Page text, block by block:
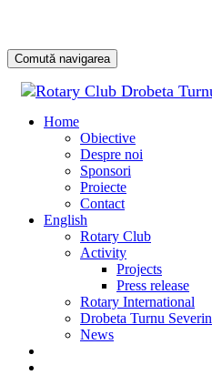
Comută navigarea
Home
Obiective
Despre noi
Sponsori
Proiecte
Contact
English
Rotary Club
Activity
Projects
Press release
Rotary International
Drobeta Turnu Severin
News